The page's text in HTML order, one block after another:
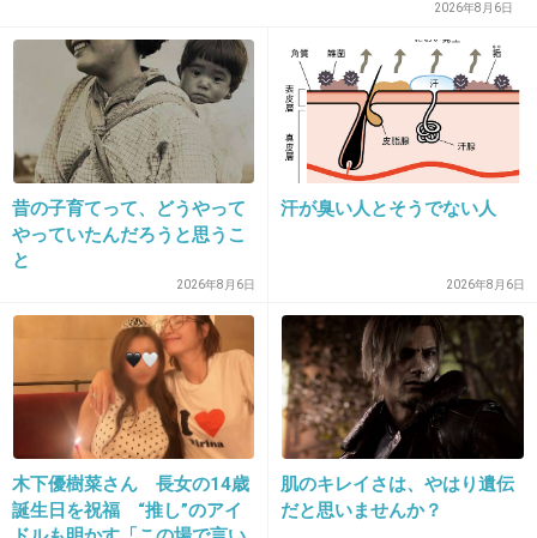
18. 匿名2022/01/07(金) 09:48:11
>>11
付き合ってる人います😭って、泣きの絵文字使
ってたよね
あれ彼女が番組見たら気を悪くしそう
2件の返信
+183
19. 匿名2022/01/07(金) 09:49:31
千鳥の相席食堂で遅刻した子か。
2026年8月6日
昔の子育てって、どうやって
やっていたんだろうと思うこ
と
2026年8月6日
汗が臭い人とそうでない人
2026年8月6日
木下優樹菜さん 長女の14歳
誕生日を祝福 “推し”のアイ
肌のキレイさは、やはり遺伝
だと思いませんか？